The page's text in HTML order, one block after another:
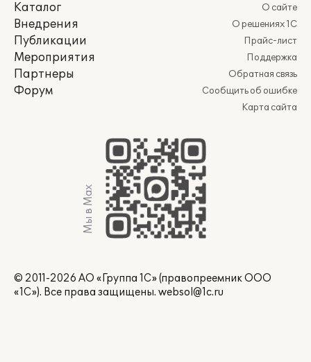
Каталог
Внедрения
Публикации
Мероприятия
Партнеры
Форум
О сайте
О решениях 1С
Прайс-лист
Поддержка
Обратная связь
Сообщить об ошибке
Карта сайта
Мы в Max
© 2011-2026 АО «Группа 1С» (правопреемник ООО
«1С»). Все права защищены. websol@1c.ru